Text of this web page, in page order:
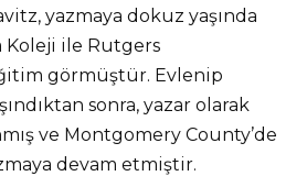
yazmaya dokuz yaşında
Koleji ile Rutgers
görmüştür. Evlenip
sonra, yazar olarak
ve Montgomery County’de
devam etmiştir.